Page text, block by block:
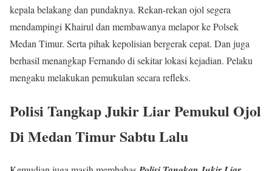
kepala belakang dan pundaknya. Rekan-rekan ojol segera
mendampingi Khairul dan membawanya melapor ke Polsek
Medan Timur. Serta pihak kepolisian bergerak cepat. Dan juga
berhasil menangkap Fernando di sekitar lokasi kejadian. Pelaku
mengaku melakukan pemukulan secara refleks.
Polisi Tangkap Jukir Liar Pemukul Ojol
Di Medan Timur Sabtu Lalu